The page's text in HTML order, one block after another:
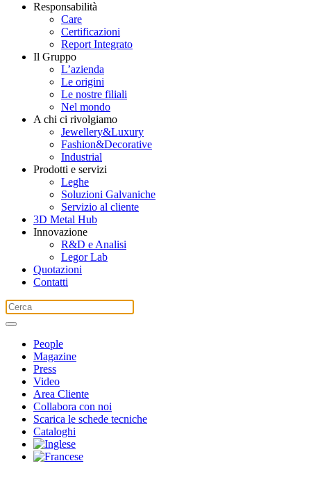
Responsabilità
Care
Certificazioni
Report Integrato
Il Gruppo
L’azienda
Le origini
Le nostre filiali
Nel mondo
A chi ci rivolgiamo
Jewellery&Luxury
Fashion&Decorative
Industrial
Prodotti e servizi
Leghe
Soluzioni Galvaniche
Servizio al cliente
3D Metal Hub
Innovazione
R&D e Analisi
Legor Lab
Quotazioni
Contatti
People
Magazine
Press
Video
Area Cliente
Collabora con noi
Scarica le schede tecniche
Cataloghi